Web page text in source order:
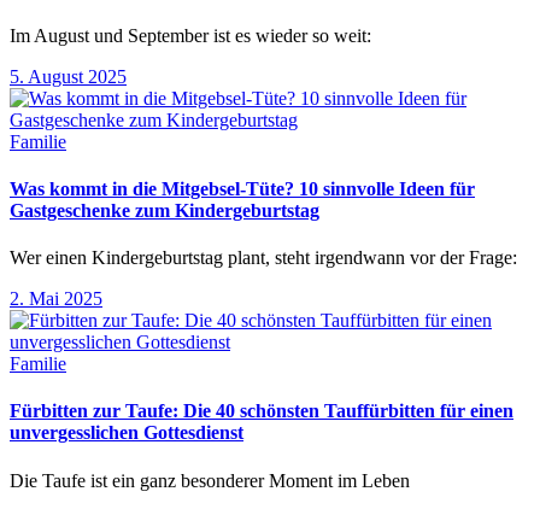
Im August und September ist es wieder so weit:
5. August 2025
Familie
Was kommt in die Mitgebsel-Tüte? 10 sinnvolle Ideen für
Gastgeschenke zum Kindergeburtstag
Wer einen Kindergeburtstag plant, steht irgendwann vor der Frage:
2. Mai 2025
Familie
Fürbitten zur Taufe: Die 40 schönsten Tauffürbitten für einen
unvergesslichen Gottesdienst
Die Taufe ist ein ganz besonderer Moment im Leben